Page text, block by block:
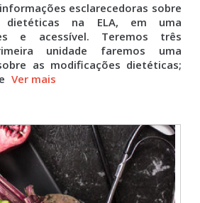
esclarecedoras sobre
dietéticas na ELA, em uma
e acessível. Teremos três
unidade faremos uma
as modificações dietéticas;
Ver mais